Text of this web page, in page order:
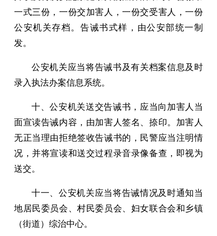
一式三份，一份交加害人，一份交受害人，一份
公安机关存档。告诫书式样，由公安部统一制
发。
公安机关应当将告诫书及有关档案信息及时
录入执法办案信息系统。
十、公安机关送交告诫书，应当向加害人当
面宣读告诫内容，由加害人签名、捺印。加害人
无正当理由拒绝签收告诫书的，民警应当注明情
况，并将宣读和送交过程录音录像备查，即视为
送交。
十一、公安机关应当将告诫情况及时通知当
地居民委员会、村民委员会、妇女联合会和乡镇
（街道）综治中心。